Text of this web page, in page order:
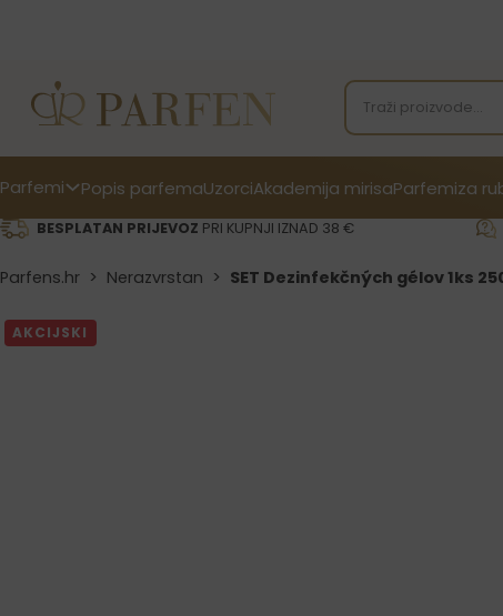
Parfemi Popis parfemaUzorciAkademija mirisaParfemiza
BESPLATAN PRIJEVOZ PRI KUPNJI IZNAD 38 €
Parfens.hr > Nerazvrstan > SET Dezinfekčných gélov 1ks
AKCIJSKI